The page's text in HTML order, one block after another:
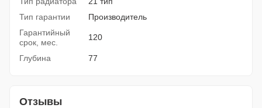
Тип гарантии
Производитель
Гарантийный
срок, мес.
120
Глубина 77
Отзывы